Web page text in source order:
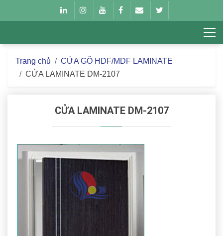
Trang chủ
CỬA GỖ HDF/MDF LAMINATE
CỬA LAMINATE DM-2107
CỬA LAMINATE DM-2107